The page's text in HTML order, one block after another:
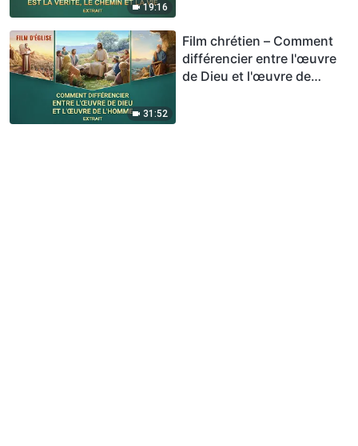
19:16
31:52
Film chrétien – Comment
différencier entre l'œuvre
de Dieu et l'œuvre de